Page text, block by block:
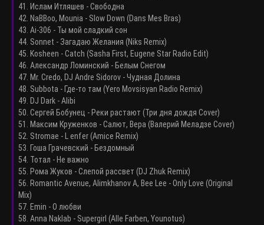
41. Ислам Итляшев - Свободна
42. NaBBoo, Mounia - Slow Down (Dans Mes Bras)
43. Ai-306 - Ты мой сладкий сон
44. Sonnet - Загадаю Желания (Niks Remix)
45. Kosheen - Catch (Sasha First, Eugene Star Radio Edit)
46. Александр Ломинский - Белым Снегом
47. Mr. Credo, DJ Andre Sidorov - Чудная Долина
48. Subbota - Где-то там (Yero Movsisyan Radio Remix)
49. DJ Dark - Alibi
50. Сергей Бобунец - Реки растают (Три дня дождя Cover)
51. Максим Круженков - Салют, Вера (Валерий Меладзе Cover)
52. Stromae - L enfer (Amice Remix)
53. Гоша Грачевский - Бездомный
54. Тотал - Не важно
55. Рома Жуков - Слепой рассвет (DJ Zhuk Remix)
56. Romantic Avenue, Alimkhanov A, Bee Lee - Only Love (Original
Mix)
57. Emin - О любви
58. Anna Naklab - Supergirl (Alle Farben, Younotus)